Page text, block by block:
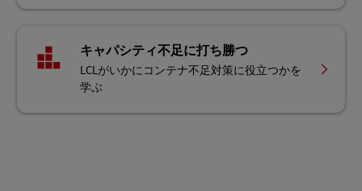
キャパシティ不足に打ち勝つ
LCLがいかにコンテナ不足対策に役立つかを
学ぶ